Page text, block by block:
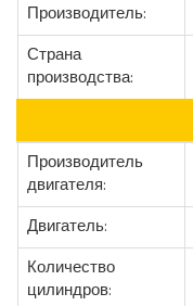
Производитель:
Страна
производства:
Производитель
двигателя:
Двигатель:
Количество
цилиндров: